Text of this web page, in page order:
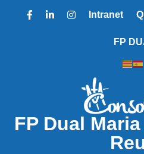
Intranet
FP
FP Dual